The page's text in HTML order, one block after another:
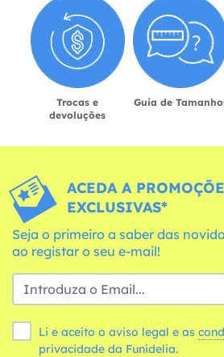
Trocas e
devoluções
Guia de
ACEDA A
EXCLUSIVAS*
Seja o primeiro a saber das
ao registar o seu e-mail!
Li e aceito o aviso legal e as
privacidade da Funidelia.